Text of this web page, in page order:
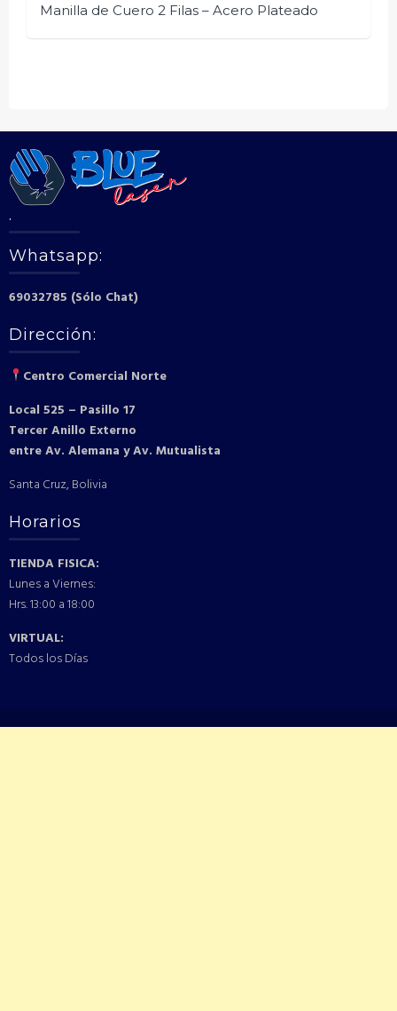
Manilla de Cuero 2 Filas – Acero Plateado
.
Whatsapp:
69032785 (Sólo Chat)
Dirección:
Centro Comercial Norte
Local 525 – Pasillo 17
Tercer Anillo Externo
entre Av. Alemana y Av. Mutualista
Santa Cruz, Bolivia
Horarios
TIENDA FISICA:
Lunes a Viernes:
Hrs. 13:00 a 18:00
VIRTUAL:
Todos los Días